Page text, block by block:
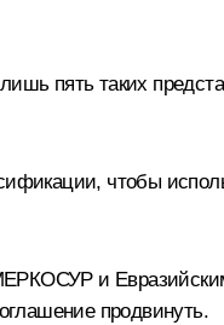
пять таких
чтобы
и
продвинуть.